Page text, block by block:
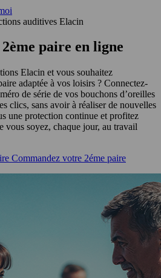
auditives Elacin
paire en ligne
Elacin et vous souhaitez
adaptée à vos loisirs ? Connectez-
de série de vos bouchons d’oreilles
clics, sans avoir à réaliser de nouvelles
une protection continue et profitez
vous soyez, chaque jour, au travail
Commandez votre 2éme paire